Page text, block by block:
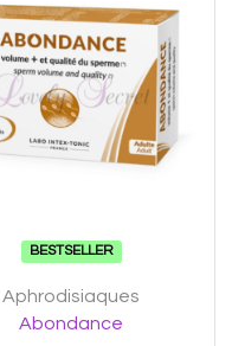
BESTSELLER
Aphrodisiaques
Abondance